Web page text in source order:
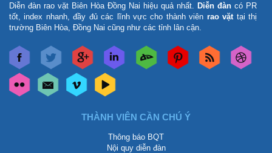
Diễn đàn rao vặt Biên Hòa Đồng Nai hiệu quả nhất. Diễn đàn có PR
tốt, index nhanh, đầy đủ các lĩnh vực cho thành viên rao vặt tại thị
trường Biên Hòa, Đồng Nai cũng như các tỉnh lân cận.
THÀNH VIÊN CẦN CHÚ Ý
Thông báo BQT
Nội quy diễn đàn